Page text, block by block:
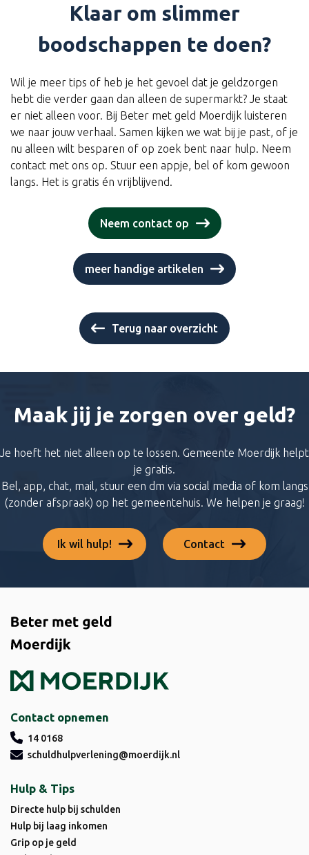
Klaar om slimmer
boodschappen te doen?
Wil je meer tips of heb je het gevoel dat je geldzorgen
hebt die verder gaan dan alleen de supermarkt? Je staat
er niet alleen voor. Bij Beter met geld Moerdijk luisteren
we naar jouw verhaal. Samen kijken we wat bij je past, of je
nu alleen wilt besparen of op zoek bent naar hulp. Neem
contact met ons op. Stuur een appje, bel of kom gewoon
langs. Het is gratis én vrijblijvend.
Neem contact op
meer handige artikelen
Terug naar overzicht
Maak jij je zorgen over geld?
Je hoeft het niet alleen op te lossen. Gemeente Moerdijk helpt
je gratis.
Bel, app, chat, mail, stuur een dm via social media of kom langs
(zonder afspraak) op het gemeentehuis. We helpen je graag!
Ik wil hulp! Contact
Contact opnemen
14 0168
schuldhulpverlening@moerdijk.nl
Hulp & Tips
Directe hulp bij schulden
Hulp bij laag inkomen
Grip op je geld